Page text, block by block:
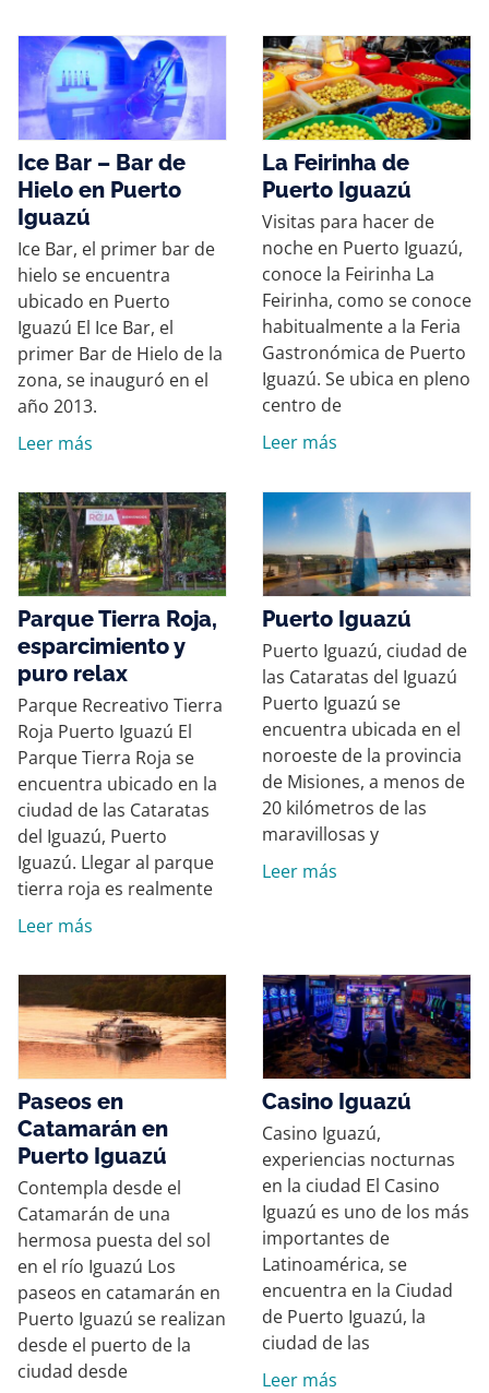
Ice Bar – Bar de
Hielo en Puerto
Iguazú
Ice Bar, el primer bar de
hielo se encuentra
ubicado en Puerto
Iguazú El Ice Bar, el
primer Bar de Hielo de la
zona, se inauguró en el
año 2013.
Leer más
La Feirinha de
Puerto Iguazú
Visitas para hacer de
noche en Puerto Iguazú,
conoce la Feirinha La
Feirinha, como se conoce
habitualmente a la Feria
Gastronómica de Puerto
Iguazú. Se ubica en pleno
centro de
Leer más
Parque Tierra Roja,
esparcimiento y
puro relax
Parque Recreativo Tierra
Roja Puerto Iguazú El
Parque Tierra Roja se
encuentra ubicado en la
ciudad de las Cataratas
del Iguazú, Puerto
Iguazú. Llegar al parque
tierra roja es realmente
Leer más
Puerto Iguazú
Puerto Iguazú, ciudad de
las Cataratas del Iguazú
Puerto Iguazú se
encuentra ubicada en el
noroeste de la provincia
de Misiones, a menos de
20 kilómetros de las
maravillosas y
Leer más
Paseos en
Catamarán en
Puerto Iguazú
Contempla desde el
Catamarán de una
hermosa puesta del sol
en el río Iguazú Los
paseos en catamarán en
Puerto Iguazú se realizan
desde el puerto de la
ciudad desde
Casino Iguazú
Casino Iguazú,
experiencias nocturnas
en la ciudad El Casino
Iguazú es uno de los más
importantes de
Latinoamérica, se
encuentra en la Ciudad
de Puerto Iguazú, la
ciudad de las
Leer más